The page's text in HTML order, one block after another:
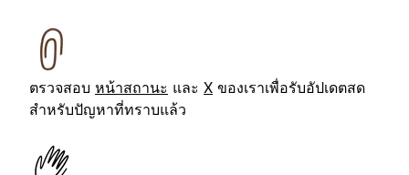
ตรวจสอบ หน้าสถานะ และ X ของเราเพื่อรับอัปเดตสด
สำหรับปัญหาที่ทราบแล้ว